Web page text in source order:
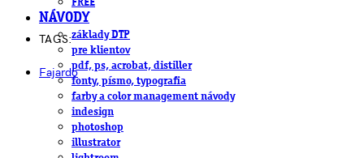
FREE
NÁVODY
základy DTP
pre klientov
pdf, ps, acrobat, distiller
fonty, písmo, typografia
farby a color management návody
indesign
photoshop
illustrator
TAGS:
Fajardo